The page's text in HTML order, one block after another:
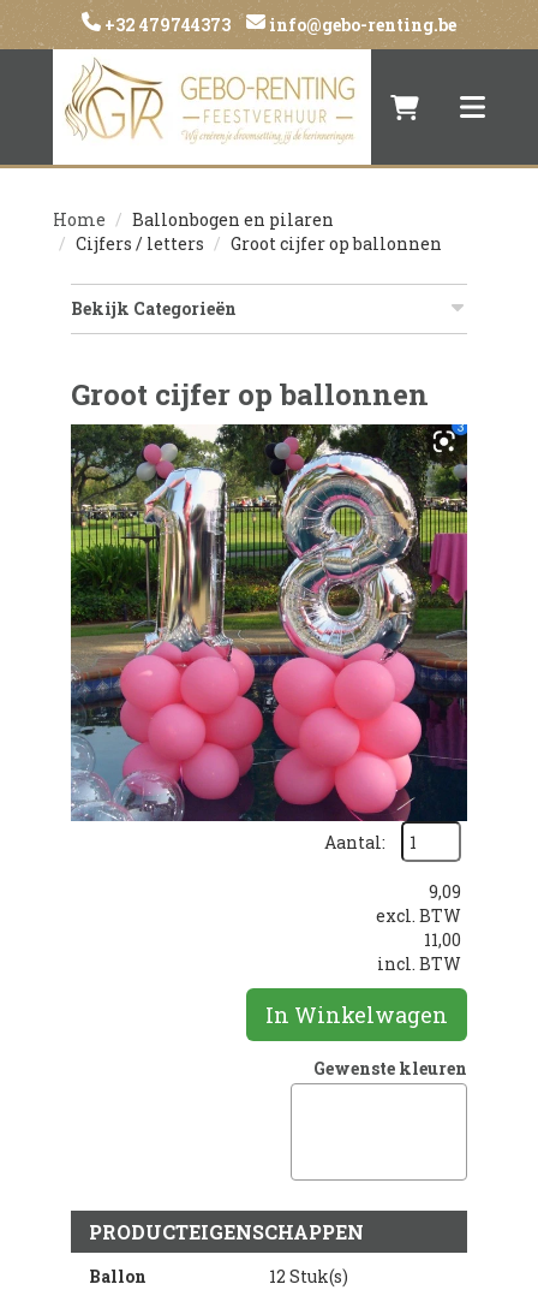
+32 479744373 info@gebo-renting.be
Naar Toggle
Home
Ballonbogen en pilaren
Cijfers / letters
Groot cijfer op ballonnen
Bekijk Categorieën
Groot cijfer op ballonnen
Aantal:
9,09
excl. BTW
11,00
incl. BTW
In Winkelwagen
Gewenste kleuren
PRODUCTEIGENSCHAPPEN
Ballon
12 Stuk(s)